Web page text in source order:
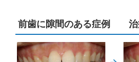
前歯に隙間のある症例 治